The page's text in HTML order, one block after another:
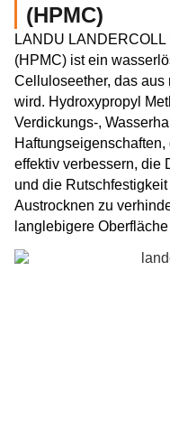
(HPMC)
LANDU
(HPMC) ist ein
Celluloseether, das
wird. Hydroxypropyl
Verdickungs-,
effektiv verbessern, die
und die
Austrocknen zu
langlebigere